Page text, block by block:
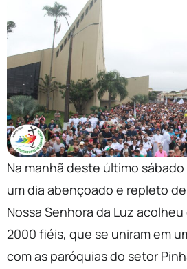
Na manhã deste último
um dia abençoado e repleto
Nossa Senhora da Luz
2000 fiéis, que se uniram em
com as paróquias do setor